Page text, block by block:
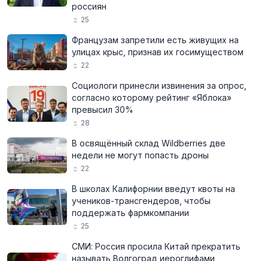
россиян
25
Французам запретили есть живущих на
улицах крыс, признав их госимуществом
22
Социологи принесли извинения за опрос,
согласно которому рейтинг «Яблока»
превысил 30%
28
В освящённый склад Wildberries две
недели не могут попасть дроны
22
В школах Калифорнии введут квоты на
учеников-трансгендеров, чтобы
поддержать фармкомпании
25
СМИ: Россия просила Китай прекратить
называть Волгоград иероглифами,